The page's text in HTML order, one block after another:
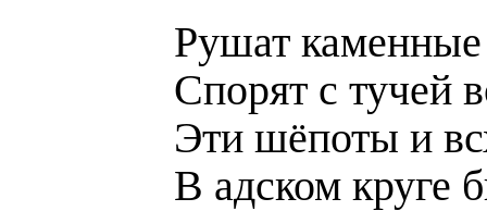
Рушат
Спорят с тучей
Эти шёпоты и
В адском круге